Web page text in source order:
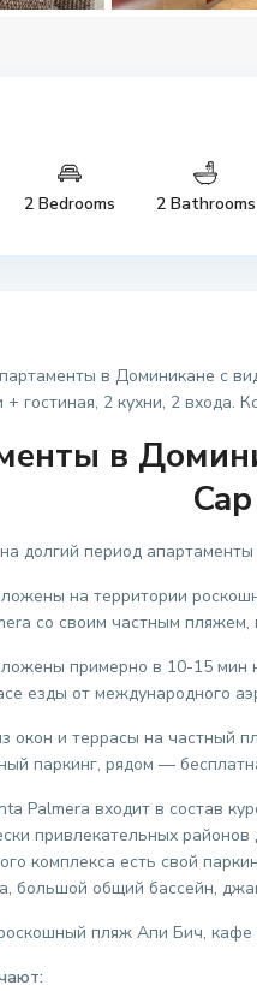
2 Bedrooms 2 Bathrooms
в Доминикане с
+ гостиная, 2 кухни, 2 входа.
в
долгий период
на территории
со своим частным
примерно в 10-15 мин
езды от международного
окон и террасы на частный
паркинг, рядом —
Palmera входит в состав
привлекательных
комплекса есть свой
большой общий бассейн,
пляж Апи Бич, кафе